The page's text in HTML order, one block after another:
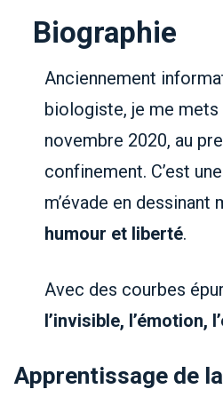
Biographie
Anciennement
biologiste, je me mets
novembre 2020, au
confinement. C’est
m’évade en dessinant
humour et liberté.
Avec des courbes
l’invisible, l’émotion,
Apprentissage de